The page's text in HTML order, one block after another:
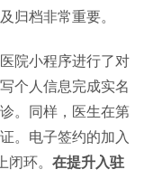
归档非常重要。
院小程序进行了对
个人信息完成实名
。同样，医生在第
。电子签约的加入
闭环。在提升入驻